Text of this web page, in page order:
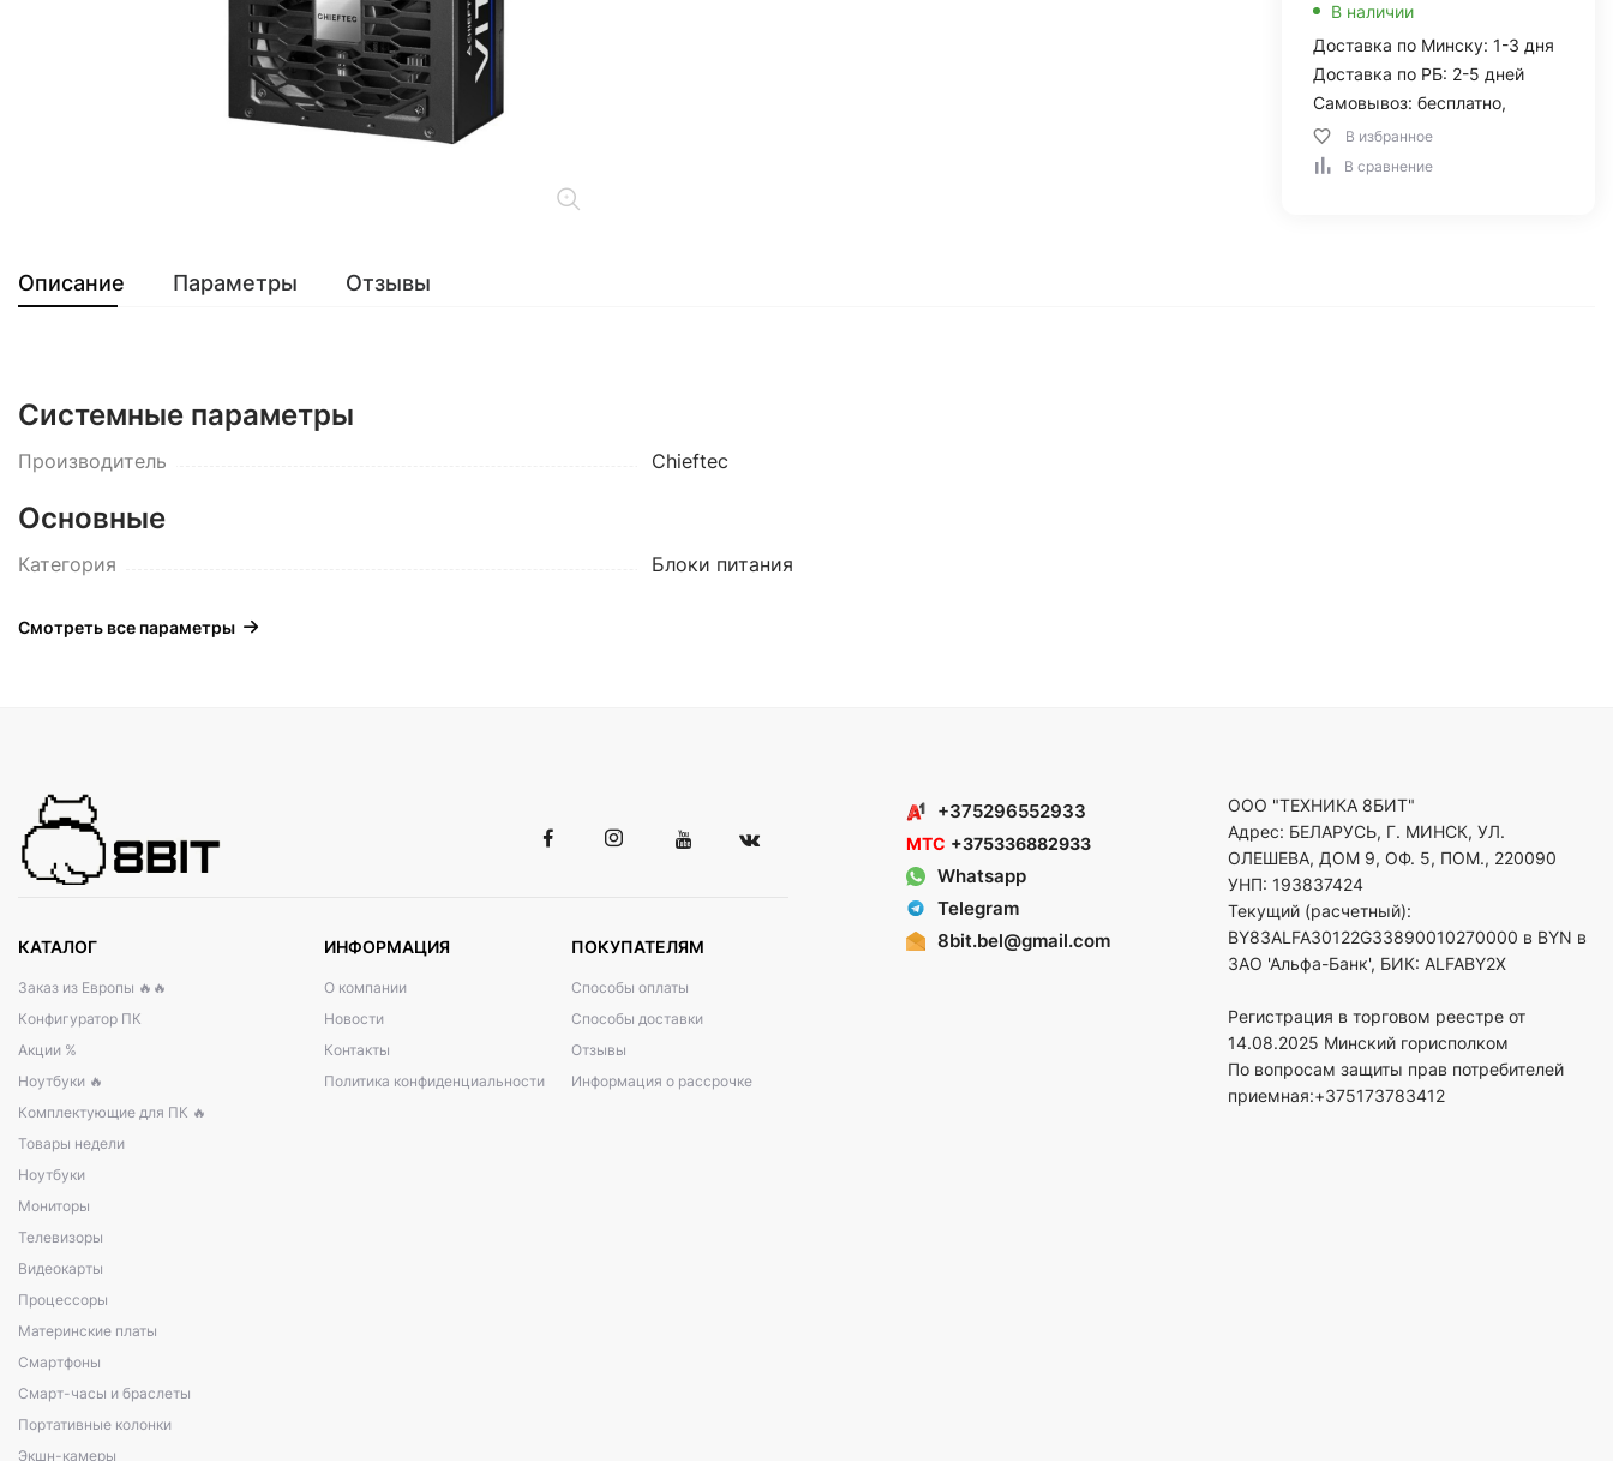
В наличии
Доставка по Минску: 1-3 дня
Доставка по РБ: 2-5 дней
Самовывоз: бесплатно,
В избранное
В сравнение
Описание Параметры Отзывы
Системные параметры
Производитель Chieftec
Основные
Категория Блоки питания
Смотреть все параметры
КАТАЛОГ
Заказ из Европы 🔥🔥
Конфигуратор ПК
Акции %
Ноутбуки 🔥
Комплектующие для ПК 🔥
Товары недели
Ноутбуки
Мониторы
Телевизоры
Видеокарты
Процессоры
Материнские платы
Смартфоны
Смарт-часы и браслеты
Портативные колонки
Экшн-камеры
ИНФОРМАЦИЯ
О компании
Новости
Контакты
Политика конфиденциальности
ПОКУПАТЕЛЯМ
Способы оплаты
Способы доставки
Отзывы
Информация о рассрочке
+375296552933
МТС +375336882933
Whatsapp
Telegram
8bit.bel@gmail.com
ООО "ТЕХНИКА 8БИТ"
Адрес: БЕЛАРУСЬ, Г. МИНСК, УЛ.
ОЛЕШЕВА, ДОМ 9, ОФ. 5, ПОМ., 220090
УНП: 193837424
Текущий (расчетный):
BY83ALFA30122G33890010270000 в BYN в
ЗАО 'Альфа-Банк', БИК: ALFABY2X
Регистрация в торговом реестре от
14.08.2025 Минский горисполком
По вопросам защиты прав потребителей
приемная:+375173783412